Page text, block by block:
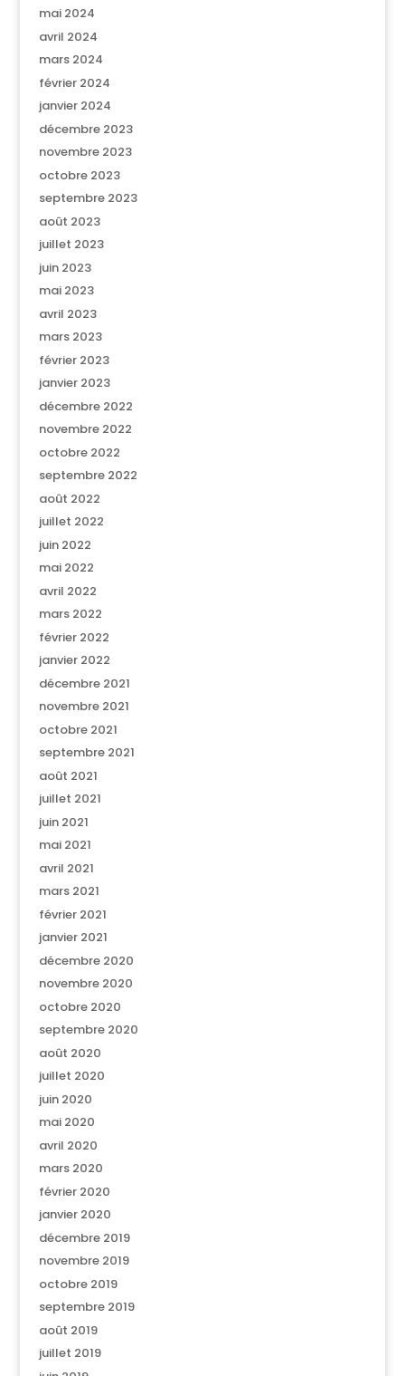
mai 2024
avril 2024
mars 2024
février 2024
janvier 2024
décembre 2023
novembre 2023
octobre 2023
septembre 2023
août 2023
juillet 2023
juin 2023
mai 2023
avril 2023
mars 2023
février 2023
janvier 2023
décembre 2022
novembre 2022
octobre 2022
septembre 2022
août 2022
juillet 2022
juin 2022
mai 2022
avril 2022
mars 2022
février 2022
janvier 2022
décembre 2021
novembre 2021
octobre 2021
septembre 2021
août 2021
juillet 2021
juin 2021
mai 2021
avril 2021
mars 2021
février 2021
janvier 2021
décembre 2020
novembre 2020
octobre 2020
septembre 2020
août 2020
juillet 2020
juin 2020
mai 2020
avril 2020
mars 2020
février 2020
janvier 2020
décembre 2019
novembre 2019
octobre 2019
septembre 2019
août 2019
juillet 2019